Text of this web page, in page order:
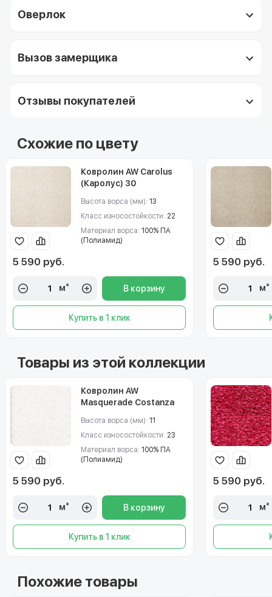
Оверлок
Вызов замерщика
Отзывы покупателей
Схожие по цвету
Ковролин AW Carolus
(Каролус) 30
Высота ворса (мм): 13
Класс износостойкости: 22
Материал ворса: 100% ПА
(Полиамид)
5 590 руб.
м² В корзину
Купить в 1 клик
5 590 руб.
м²
Товары из этой коллекции
Ковролин AW
Masquerade Costanza
Высота ворса (мм): 11
Класс износостойкости: 23
Материал ворса: 100% ПА
(Полиамид)
5 590 руб.
м² В корзину
Купить в 1 клик
5 590 руб.
м²
Похожие товары